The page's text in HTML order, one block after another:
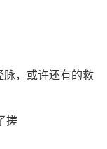
，或许还有的救
搓